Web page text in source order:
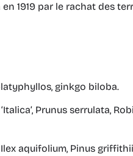
1919 par le rachat des
ginkgo biloba.
Prunus serrulata,
aquifolium, Pinus